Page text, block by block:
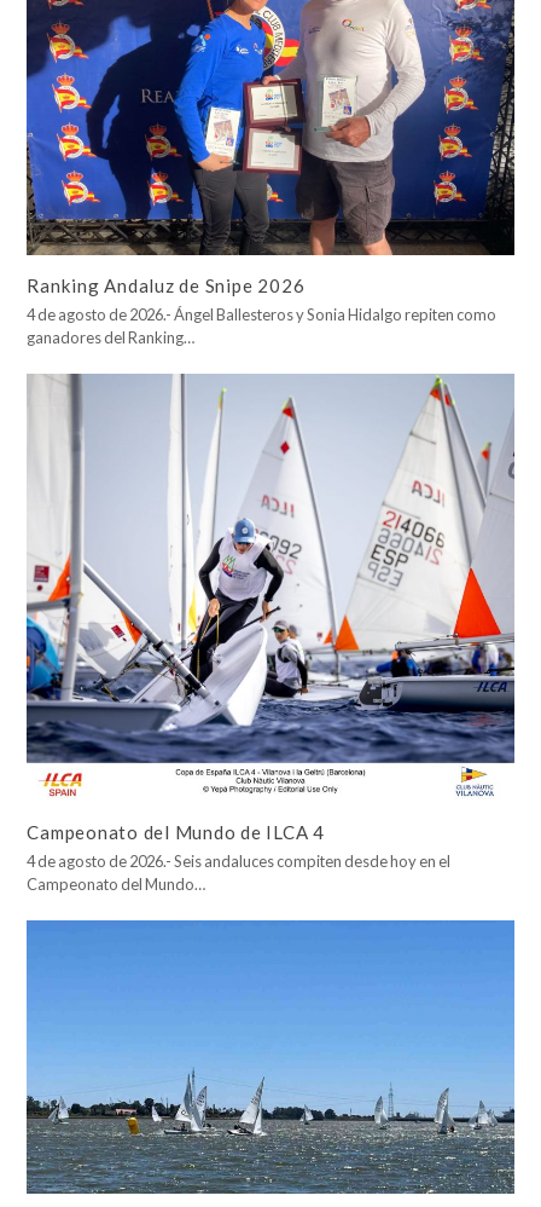
Ranking Andaluz de Snipe 2026
4 de agosto de 2026.- Ángel Ballesteros y Sonia Hidalgo repiten como
ganadores del Ranking…
Campeonato del Mundo de ILCA 4
4 de agosto de 2026.- Seis andaluces compiten desde hoy en el
Campeonato del Mundo…